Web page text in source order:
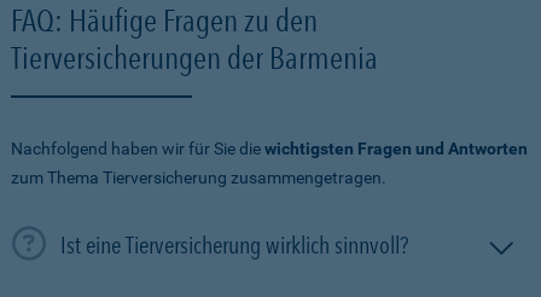
FAQ: Häufige Fragen zu den
Tierversicherungen der Barmenia
Nachfolgend haben wir für Sie diewichtigsten Fragen und Antworten
zum Thema Tierversicherung zusammengetragen.
Ist eine Tierversicherung wirklich sinnvoll?